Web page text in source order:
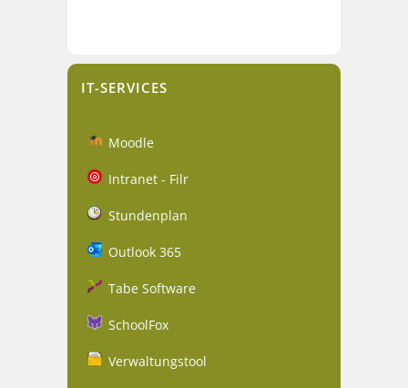
IT-SERVICES
Moodle
Intranet - Filr
Stundenplan
Outlook 365
Tabe Software
SchoolFox
Verwaltungstool